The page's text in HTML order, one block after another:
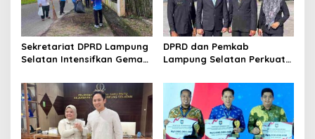
Sekretariat DPRD Lampung
Selatan Intensifkan Gema
DPRD dan Pemkab
Lampung Selatan Perkuat
pada Hari Lahir Pancasila